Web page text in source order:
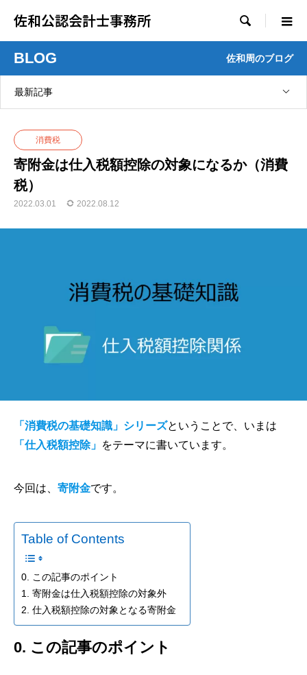
佐和公認会計士事務所 
BLOG 佐和周のブログ
最新記事
消費税
寄附金は仕入税額控除の対象になるか（消費
税）
2022.03.01 2022.08.12
「消費税の基礎知識」シリーズということで、いまは
「仕入税額控除」 をテーマに書いています。
今回は、 寄附金です。
Table of Contents
0. この記事のポイント
1. 寄附金は仕入税額控除の対象外
2. 仕入税額控除の対象となる寄附金
0. この記事のポイント